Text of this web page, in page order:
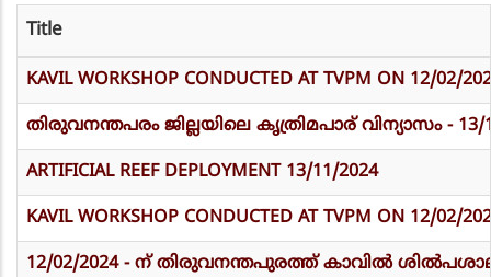
Title
KAVIL WORKSHOP CONDUCTED AT TVPM ON 12/02/
തിരുവനന്തപരം ജില്ലയിലെ കൃത്രിമപാര് വിന്യാസം - 13/
ARTIFICIAL REEF DEPLOYMENT 13/11/2024
KAVIL WORKSHOP CONDUCTED AT TVPM ON 12/02/
12/02/2024 - ന് തിരുവനന്തപുരത്ത് കാവിൽ